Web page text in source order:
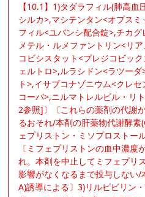
【10.1】1)タダラフィル(肺高
シルカ>,マシテンタン<オプス
フィル<ユバンシ配合錠>,チカ
メテル・ルメファントリン<リ
コビシスタット<プレジコビッ
ェルトロ>,ルラシドン<ラツー
ト>,イサブコナゾニウム<クレ
コーバ>,ニルマトレルビル・リ
2参照]〕〔これらの薬剤の代謝
るおそれ/本剤の肝薬物代謝酵素
ェプリストン・ミソプロストー
〔ミフェプリストンの血中濃度
れ。本剤を中止してミフェプリ
影響がなくなるまで投与しない/
A)誘導による〕3)リルピビリン